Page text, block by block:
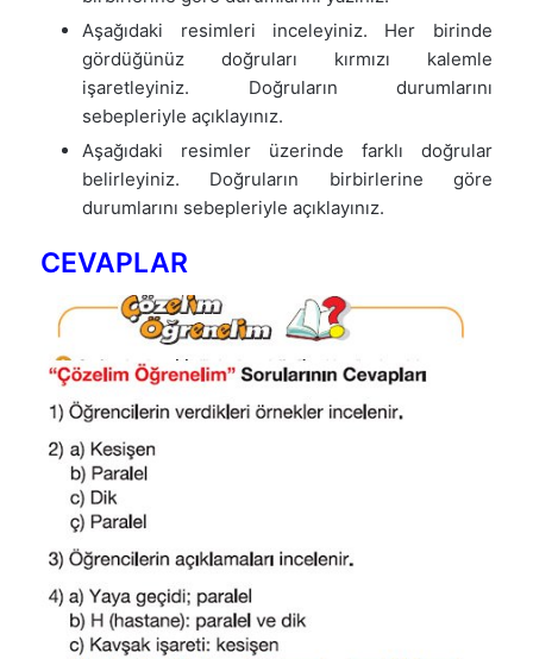
Aşağıdaki resimleri inceleyiniz. Her birinde
gördüğünüz doğruları kırmızı kalemle
işaretleyiniz. Doğruların durumlarını
sebepleriyle açıklayınız.
Aşağıdaki resimler üzerinde farklı doğrular
belirleyiniz. Doğruların birbirlerine göre
durumlarını sebepleriyle açıklayınız.
CEVAPLAR